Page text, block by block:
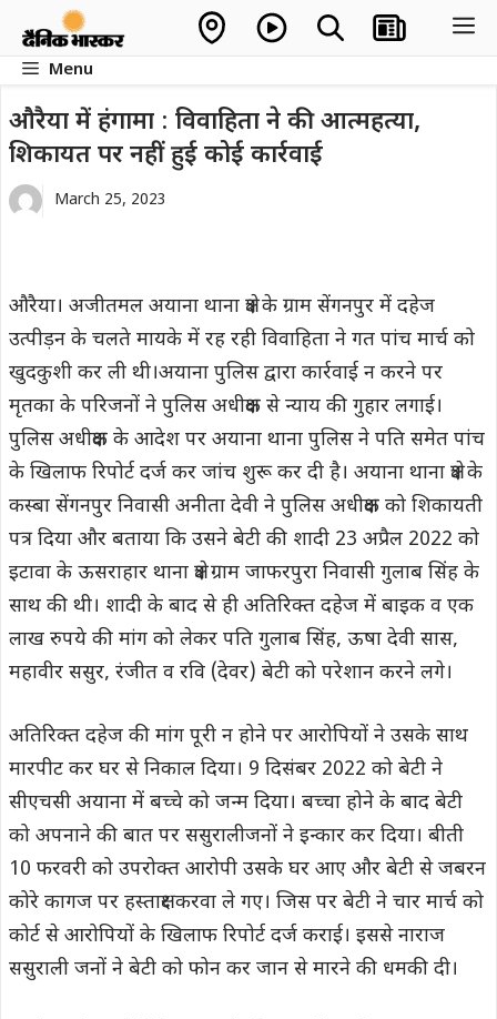
contentMenu
औरैया में हंगामा : विवाहिता ने की आत्महत्या,
शिकायत पर नहीं हुई कोई कार्रवाई
March 25, 2023
औरैया। अजीतमल अयाना थाना क्षेत्र के ग्राम सेंगनपुर में दहेज
उत्पीड़न के चलते मायके में रह रही विवाहिता ने गत पांच मार्च को
खुदकुशी कर ली थी।अयाना पुलिस द्वारा कार्रवाई न करने पर
मृतका के परिजनों ने पुलिस अधीक्षक से न्याय की गुहार लगाई।
पुलिस अधीक्षक के आदेश पर अयाना थाना पुलिस ने पति समेत पांच
के खिलाफ रिपोर्ट दर्ज कर जांच शुरू कर दी है। अयाना थाना क्षेत्र के
कस्बा सेंगनपुर निवासी अनीता देवी ने पुलिस अधीक्षक को शिकायती
पत्र दिया और बताया कि उसने बेटी की शादी 23 अप्रैल 2022 को
इटावा के ऊसराहार थाना क्षेत्र ग्राम जाफरपुरा निवासी गुलाब सिंह के
साथ की थी। शादी के बाद से ही अतिरिक्त दहेज में बाइक व एक
लाख रुपये की मांग को लेकर पति गुलाब सिंह, ऊषा देवी सास,
महावीर ससुर, रंजीत व रवि (देवर) बेटी को परेशान करने लगे।
अतिरिक्त दहेज की मांग पूरी न होने पर आरोपियों ने उसके साथ
मारपीट कर घर से निकाल दिया। 9 दिसंबर 2022 को बेटी ने
सीएचसी अयाना में बच्चे को जन्म दिया। बच्चा होने के बाद बेटी
को अपनाने की बात पर ससुरालीजनों ने इन्कार कर दिया। बीती
10 फरवरी को उपरोक्त आरोपी उसके घर आए और बेटी से जबरन
कोरे कागज पर हस्ताक्षर करवा ले गए। जिस पर बेटी ने चार मार्च को
कोर्ट से आरोपियों के खिलाफ रिपोर्ट दर्ज कराई। इससे नाराज
ससुराली जनों ने बेटी को फोन कर जान से मारने की धमकी दी।